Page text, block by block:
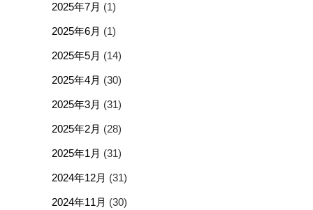
2025年7月 (1)
2025年6月 (1)
2025年5月 (14)
2025年4月 (30)
2025年3月 (31)
2025年2月 (28)
2025年1月 (31)
2024年12月 (31)
2024年11月 (30)